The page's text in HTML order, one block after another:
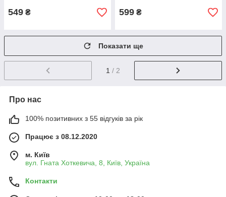
549 ₴ 599 ₴
Показати ще
1 / 2
Про нас
100% позитивних з 55 відгуків за рік
Працює з 08.12.2020
м. Київ
вул. Гната Хоткевича, 8, Київ, Україна
Контакти